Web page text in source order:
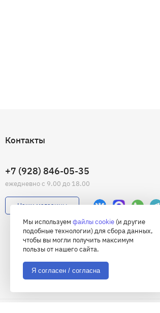
Контакты
+7 (928) 846-05-35
ежедневно с 9.00 до 18.00
Наши магазины
Мы используем файлы cookie (и другие
подобные технологии) для сбора данных,
чтобы вы могли получить максимум
пользы от нашего сайта.
Я согласен / согласна